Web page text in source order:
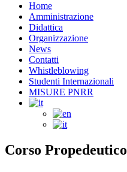
Home
Amministrazione
Didattica
Organizzazione
News
Contatti
Whistleblowing
Studenti Internazionali
MISURE PNRR
Corso Propedeutico